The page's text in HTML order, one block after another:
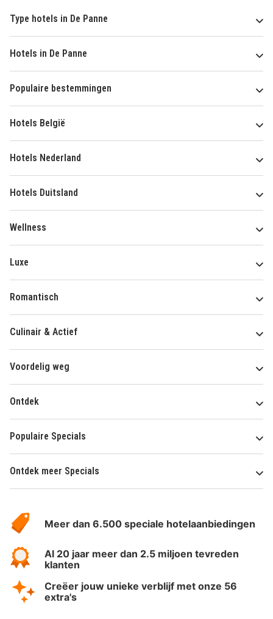
Type hotels in De Panne
Hotels in De Panne
Populaire bestemmingen
Hotels België
Hotels Nederland
Hotels Duitsland
Wellness
Luxe
Romantisch
Culinair & Actief
Voordelig weg
Ontdek
Populaire Specials
Ontdek meer Specials
HotelSpecials
Meer dan 6.500 speciale hotelaanbiedingen
Al 20 jaar meer dan 2.5 miljoen tevreden
klanten
Creëer jouw unieke verblijf met onze 56
extra's